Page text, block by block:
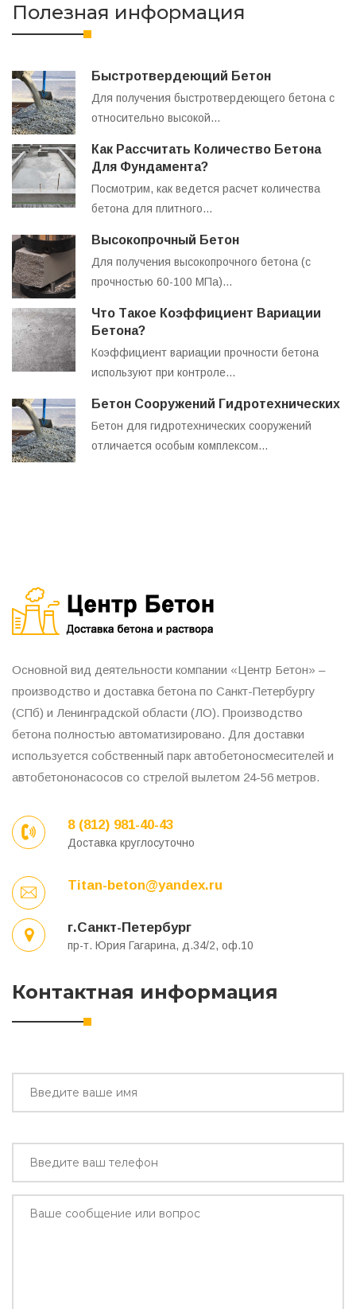
Полезная информация
Быстротвердеющий Бетон
Для получения быстротвердеющего бетона с
относительно высокой…
Как Рассчитать Количество Бетона
Для Фундамента?
Посмотрим, как ведется расчет количества
бетона для плитного…
Высокопрочный Бетон
Для получения высокопрочного бетона (с
прочностью 60-100 МПа)…
Что Такое Коэффициент Вариации
Бетона?
Коэффициент вариации прочности бетона
используют при контроле…
Бетон Сооружений Гидротехнических
Бетон для гидротехнических сооружений
отличается особым комплексом…
Основной вид деятельности компании «Центр Бетон» –
производство и доставка бетона по Санкт-Петербургу
(СПб) и Ленинградской области (ЛО). Производство
бетона полностью автоматизировано. Для доставки
используется собственный парк автобетоносмесителей и
автобетононасосов со стрелой вылетом 24-56 метров.
8 (812) 981-40-43
Доставка круглосуточно
Titan-beton@yandex.ru
г.Санкт-Петербург
пр-т. Юрия Гагарина, д.34/2, оф.10
Контактная информация